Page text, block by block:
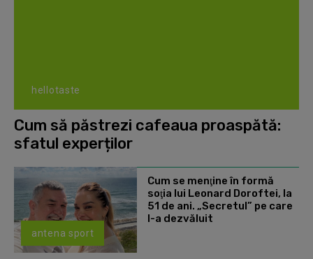
hellotaste
Cum să păstrezi cafeaua proaspătă:
sfatul experților
antena sport
Cum se menţine în formă
soţia lui Leonard Doroftei, la
51 de ani. „Secretul” pe care
l-a dezvăluit